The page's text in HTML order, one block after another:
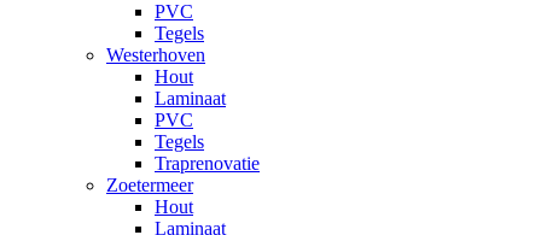
PVC
Tegels
Westerhoven
Hout
Laminaat
PVC
Tegels
Traprenovatie
Zoetermeer
Hout
Laminaat